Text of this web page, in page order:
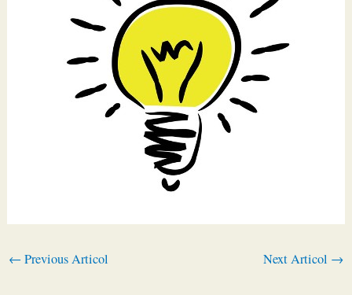
← Previous Articol Next Articol →